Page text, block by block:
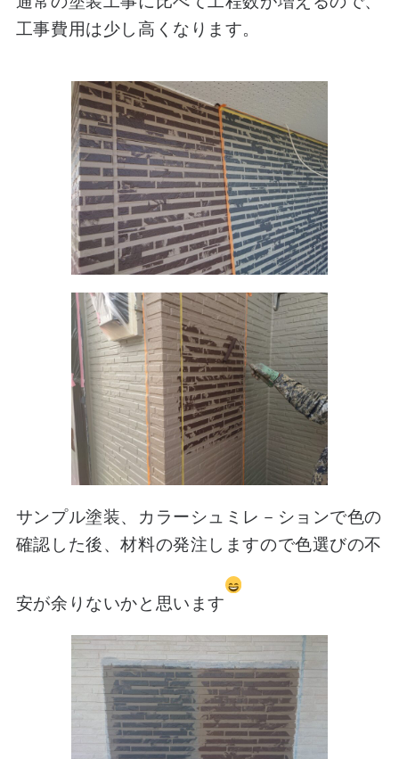
工事費用は少し高くなります。
サンプル塗装、カラーシュミレ－ションで色の
確認した後、材料の発注しますので色選びの不
安が余りないかと思います